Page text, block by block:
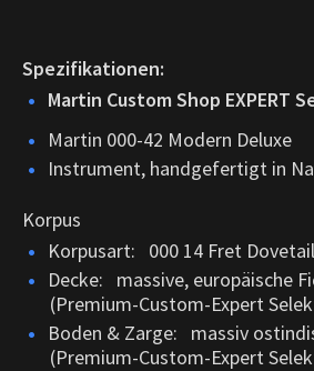
Spezifikationen:
Martin Custom Shop EXPERT
Martin 000-42 Modern Deluxe
Instrument, handgefertigt in
Korpus
Korpusart: 000 14 Fret
Decke: massive, europäische
(Premium-Custom-Expert
Boden & Zarge: massiv
(Premium-Custom-Expert